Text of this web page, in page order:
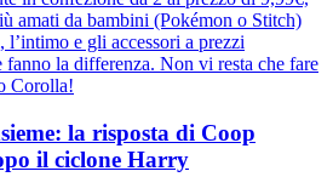
amati da bambini (Pokémon o Stitch)
e gli accessori a prezzi
fanno la differenza. Non vi resta che fare
Corolla!
la risposta di Coop
il ciclone Harry